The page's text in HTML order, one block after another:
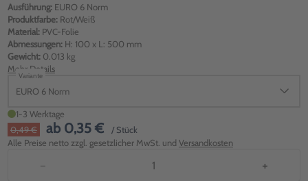
Ausführung: EURO 6 Norm
Produktfarbe: Rot/Weiß
Material: PVC-Folie
Abmessungen: H: 100 x L: 500 mm
Gewicht: 0.013 kg
Mehr Details
Variante
EURO 6 Norm
1-3 Werktage
0,49 €
ab 0,35 €
/ Stück
Alle Preise netto zzgl. gesetzlicher MwSt. und Versandkosten
− +